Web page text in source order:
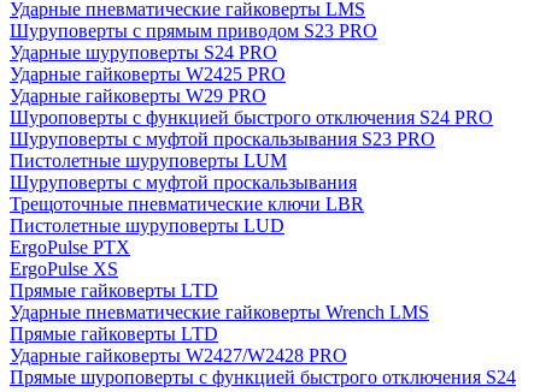
Ударные пневматические гайковерты LMS
Шуруповерты с прямым приводом S23 PRO
Ударные шуруповерты S24 PRO
Ударные гайковерты W2425 PRO
Ударные гайковерты W29 PRO
Шуроповерты с функцией быстрого отключения S24 PRO
Шуруповерты с муфтой проскальзывания S23 PRO
Пистолетные шуруповерты LUM
Шуруповерты с муфтой проскальзывания
Трещоточные пневматические ключи LBR
Пистолетные шуруповерты LUD
ErgoPulse PTX
ErgoPulse XS
Прямые гайковерты LTD
Ударные пневматические гайковерты Wrench LMS
Прямые гайковерты LTD
Ударные гайковерты W2427/W2428 PRO
Прямые шуроповерты с функцией быстрого отключения S24